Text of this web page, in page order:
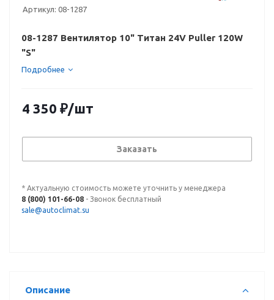
Артикул: 08-1287
08-1287 Вентилятор 10" Титан 24V Puller 120W
"S"
Подробнее
4 350 ₽/шт
Заказать
* Актуальную стоимость можете уточнить у менеджера
8 (800) 101-66-08 - Звонок бесплатный
sale@autoclimat.su
Описание